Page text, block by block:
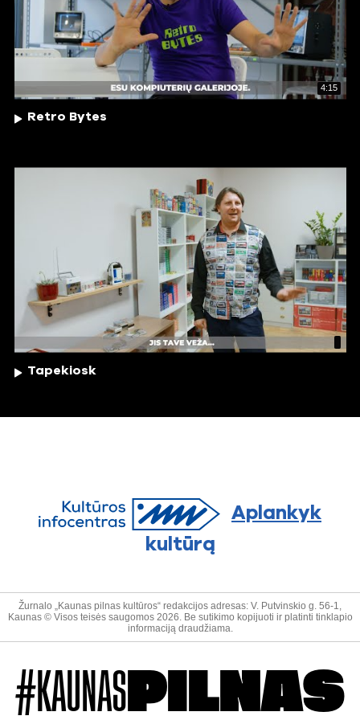
4:15
Retro Bytes
Tapekiosk
Aplankyk
kultūrą
Žurnalo „Kaunas pilnas kultūros“ redakcijos adresas: V. Putvinskio g. 56-1,
Kaunas © Visos teisės saugomos 2026. Be sutikimo kopijuoti ir platinti tinklapio
informaciją draudžiama.
#KAUNAS PILNAS